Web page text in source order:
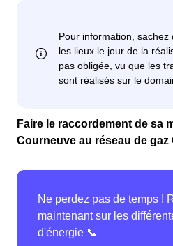
Faire le raccordement de sa
Courneuve au réseau de gaz